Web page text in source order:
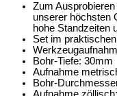
Zum
unserer höchsten
hohe Standzeiten
Set im
Bohr-Tiefe: 30mm
Aufnahme
Bohr-